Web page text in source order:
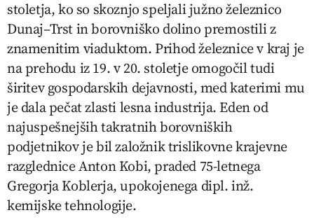
stoletja, ko so skoznjo speljali južno železnico
Dunaj–Trst in borovniško dolino premostili z
znamenitim viaduktom. Prihod železnice v kraj je
na prehodu iz 19. v 20. stoletje omogočil tudi
širitev gospodarskih dejavnosti, med katerimi mu
je dala pečat zlasti lesna industrija. Eden od
najuspešnejših takratnih borovniških
podjetnikov je bil založnik trislikovne krajevne
razglednice Anton Kobi, praded 75-letnega
Gregorja Koblerja, upokojenega dipl. inž.
kemijske tehnologije.